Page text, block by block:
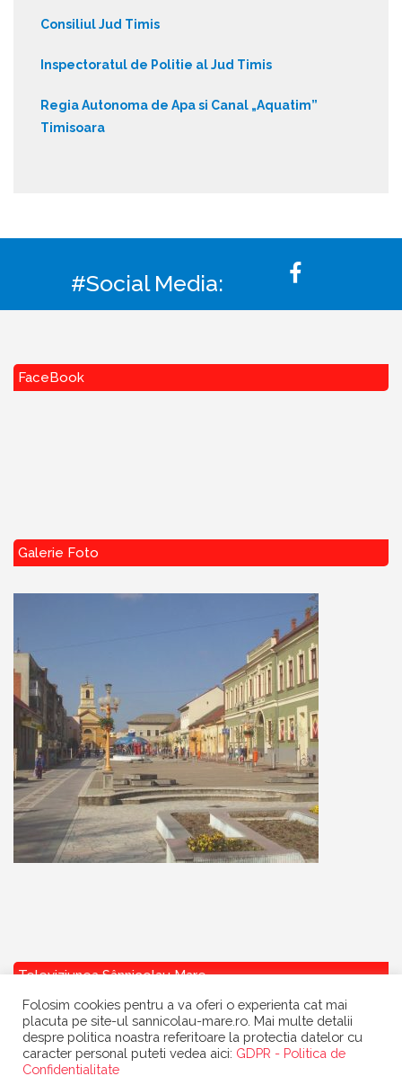
Consiliul Jud Timis
Inspectoratul de Politie al Jud Timis
Regia Autonoma de Apa si Canal „Aquatim”
Timisoara
#Social Media:
FaceBook
Galerie Foto
Televiziunea Sânnicolau Mare
Folosim cookies pentru a va oferi o experienta cat mai
placuta pe site-ul sannicolau-mare.ro. Mai multe detalii
despre politica noastra referitoare la protectia datelor cu
caracter personal puteti vedea aici: GDPR - Politica de
Confidentialitate